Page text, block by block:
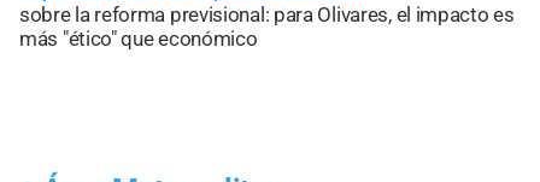
sobre la reforma previsional: para Olivares, el impacto es
más "ético" que económico